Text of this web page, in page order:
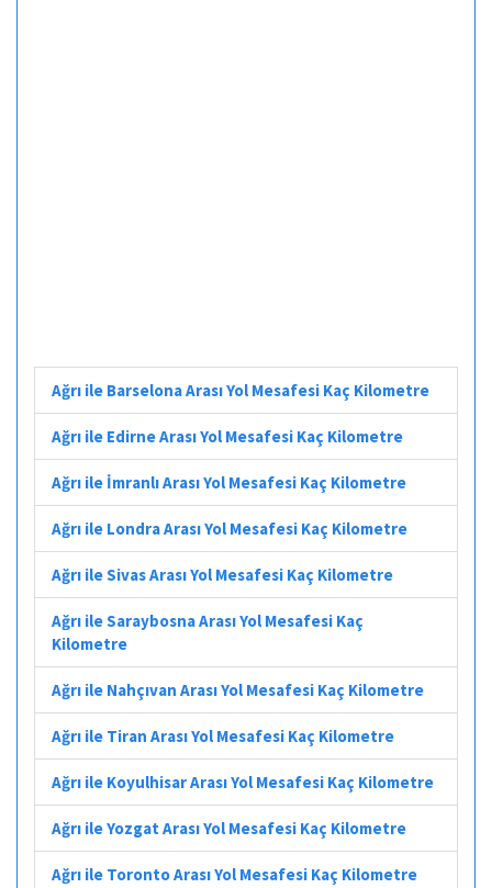
Ağrı ile Barselona Arası Yol Mesafesi Kaç Kilometre
Ağrı ile Edirne Arası Yol Mesafesi Kaç Kilometre
Ağrı ile İmranlı Arası Yol Mesafesi Kaç Kilometre
Ağrı ile Londra Arası Yol Mesafesi Kaç Kilometre
Ağrı ile Sivas Arası Yol Mesafesi Kaç Kilometre
Ağrı ile Saraybosna Arası Yol Mesafesi Kaç
Kilometre
Ağrı ile Nahçıvan Arası Yol Mesafesi Kaç Kilometre
Ağrı ile Tiran Arası Yol Mesafesi Kaç Kilometre
Ağrı ile Koyulhisar Arası Yol Mesafesi Kaç Kilometre
Ağrı ile Yozgat Arası Yol Mesafesi Kaç Kilometre
Ağrı ile Toronto Arası Yol Mesafesi Kaç Kilometre